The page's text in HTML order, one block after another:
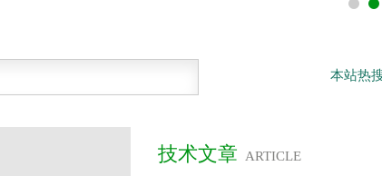
本站热
技术文章 ARTICLE